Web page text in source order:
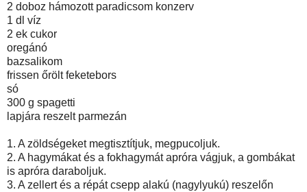
2 doboz hámozott paradicsom konzerv
1 dl víz
2 ek cukor
oregánó
bazsalikom
frissen őrölt feketebors
só
300 g spagetti
lapjára reszelt parmezán
1. A zöldségeket megtisztítjuk, megpucoljuk.
2. A hagymákat és a fokhagymát apróra vágjuk, a gombákat
is apróra daraboljuk.
3. A zellert és a répát csepp alakú (nagylyukú) reszelőn